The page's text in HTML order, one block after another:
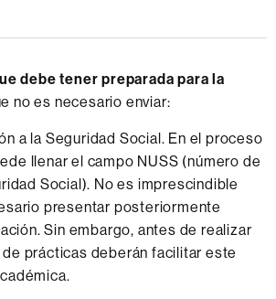
debe tener preparada para la
no es necesario enviar:
a la Seguridad Social. En el proceso
llenar el campo NUSS (número de
Social). No es imprescindible
presentar posteriormente
Sin embargo, antes de realizar
prácticas deberán facilitar este